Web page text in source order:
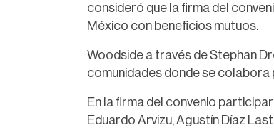
consideró que la firma del
México con beneficios mutuos.
Woodside a través de Stephan
comunidades donde se
En la firma del convenio
Eduardo Arvizu, Agustín Díaz